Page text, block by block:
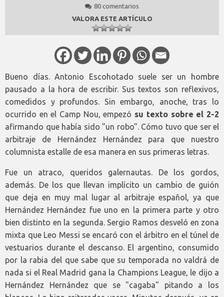
80 comentarios
VALORA ESTE ARTÍCULO
Bueno días. Antonio Escohotado suele ser un hombre
pausado a la hora de escribir. Sus textos son reflexivos,
comedidos y profundos. Sin embargo, anoche, tras lo
ocurrido en el Camp Nou, empezó su texto sobre el 2-2
afirmando que había sido "un robo". Cómo tuvo que ser el
arbitraje de Hernández Hernández para que nuestro
columnista estalle de esa manera en sus primeras letras.
Fue un atraco, queridos galernautas. De los gordos,
además. De los que llevan implícito un cambio de guión
que deja en muy mal lugar al arbitraje español, ya que
Hernández Hernández fue uno en la primera parte y otro
bien distinto en la segunda. Sergio Ramos desveló en zona
mixta que Leo Messi se encaró con el árbitro en el túnel de
vestuarios durante el descanso. El argentino, consumido
por la rabia del que sabe que su temporada no valdrá de
nada si el Real Madrid gana la Champions League, le dijo a
Hernández Hernández que se "cagaba" pitando a los